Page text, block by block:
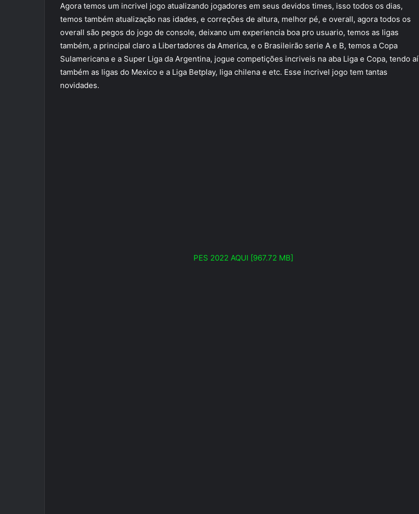
Agora temos um incrivel jogo atualizando jogadores em seus devidos times, isso todos os dias,
temos também atualização nas idades, e correções de altura, melhor pé, e overall, agora todos os
overall são pegos do jogo de console, deixano um experiencia boa pro usuario, temos as ligas
também, a principal claro a Libertadores da America, e o Brasileirão serie A e B, temos a Copa
Sulamericana e a Super Liga da Argentina, jogue competições incriveis na aba Liga e Copa, tendo aí
também as ligas do Mexico e a Liga Betplay, liga chilena e etc. Esse incrivel jogo tem tantas
novidades.
PES 2022 AQUI [967.72 MB]